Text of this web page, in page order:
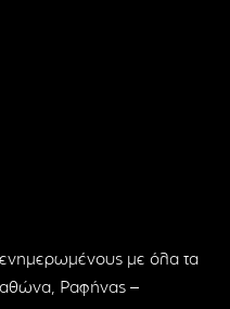
με όλα τα
Ραφήνας –